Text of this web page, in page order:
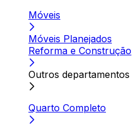
Móveis
Móveis Planejados
Reforma e Construção
Outros departamentos
Quarto Completo